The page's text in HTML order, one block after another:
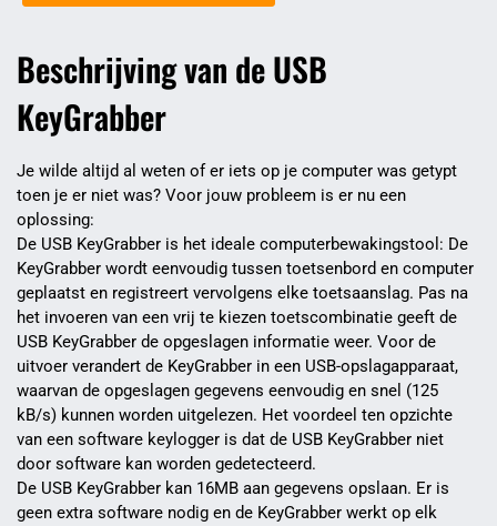
Beschrijving van de USB
KeyGrabber
Je wilde altijd al weten of er iets op je computer was getypt
toen je er niet was? Voor jouw probleem is er nu een
oplossing:
De USB KeyGrabber is het ideale computerbewakingstool: De
KeyGrabber wordt eenvoudig tussen toetsenbord en computer
geplaatst en registreert vervolgens elke toetsaanslag. Pas na
het invoeren van een vrij te kiezen toetscombinatie geeft de
USB KeyGrabber de opgeslagen informatie weer. Voor de
uitvoer verandert de KeyGrabber in een USB-opslagapparaat,
waarvan de opgeslagen gegevens eenvoudig en snel (125
kB/s) kunnen worden uitgelezen. Het voordeel ten opzichte
van een software keylogger is dat de USB KeyGrabber niet
door software kan worden gedetecteerd.
De USB KeyGrabber kan 16MB aan gegevens opslaan. Er is
geen extra software nodig en de KeyGrabber werkt op elk